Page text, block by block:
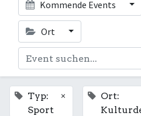
Kommende Events
Ort
Typ:
Sport
×
Ort: